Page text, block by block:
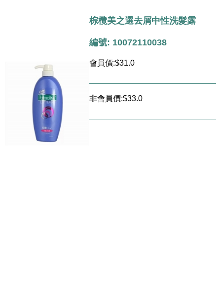
棕欖美之選去屑中性洗髮露
編號: 10072110038
會員價:$31.0
非會員價:$33.0